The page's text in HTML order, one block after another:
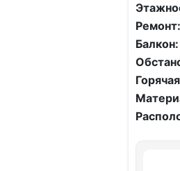
Ремонт:
Балкон: